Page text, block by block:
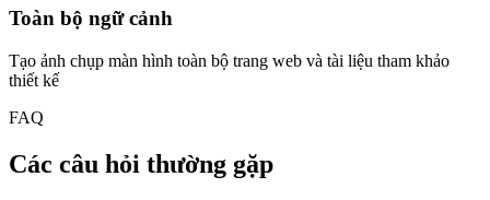
Toàn bộ ngữ cảnh
Tạo ảnh chụp màn hình toàn bộ trang web và tài liệu tham khảo
thiết kế
FAQ
Các câu hỏi thường gặp